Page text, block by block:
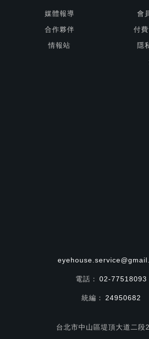
媒體報導
合作夥伴
情報站
會
付
隱
電話： 02-77518093
統編： 24950682
台北市中山區堤頂大道二段